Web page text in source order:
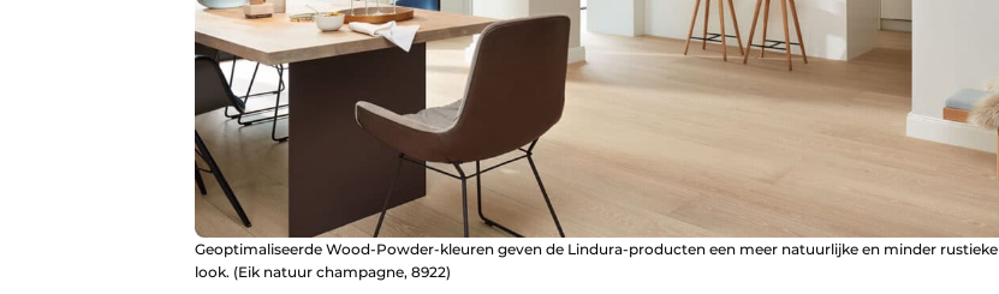
Geoptimaliseerde Wood-Powder-kleuren geven de Lindura-producten een meer natuurlijke en minder rustieke
look. (Eik natuur champagne, 8922)